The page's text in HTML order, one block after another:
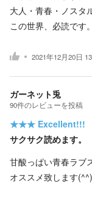
大人・青春・ノスタ
この世界、必読です。
2021年12月20日
ガーネット兎
90件のレビューを投稿
★★★ Excellent!!!
サクサク読めます。
甘酸っぱい青春ラブ
オススメ致します(^^)